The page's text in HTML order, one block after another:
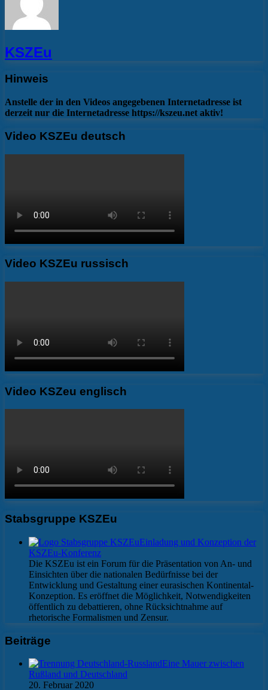
KSZEu
Hinweis
Anstelle der in den Videos angegebenen Internetadresse ist
derzeit nur die Internetadresse https://kszeu.net aktiv!
Video KSZEu deutsch
Video KSZEu russisch
Video KSZeu englisch
Stabsgruppe KSZEu
Einladung und Konzeption der
KSZEu-Konferenz
Die KSZEu ist ein Forum für die Präsentation von An- und
Einsichten über die nationalen Bedürfnisse bei der
Entwicklung und Gestaltung einer eurasischen Kontinental-
Konzeption. Es eröffnet die Möglichkeit, Notwendigkeiten
öffentlich zu debattieren, ohne Rücksichtnahme auf
rhetorische Formalismen und Zensur.
Beiträge
Eine Mauer zwischen
Rußland und Deutschland
20. Februar 2020